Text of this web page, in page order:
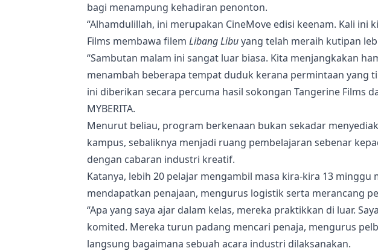
bagi menampung kehadiran penonton.
“Alhamdulillah, ini merupakan CineMove edisi keenam. Kali ini
Films membawa filem Libang Libuyang telah meraih kutipan
“Sambutan malam ini sangat luar biasa. Kita menjangkakan
menambah beberapa tempat duduk kerana permintaan yang
ini diberikan secara percuma hasil sokongan Tangerine Films
MYBERITA.
Menurut beliau, program berkenaan bukan sekadar
kampus, sebaliknya menjadi ruang pembelajaran sebenar
dengan cabaran industri kreatif.
Katanya, lebih 20 pelajar mengambil masa kira-kira 13
mendapatkan penajaan, mengurus logistik serta merancang
“Apa yang saya ajar dalam kelas, mereka praktikkan di luar.
komited. Mereka turun padang mencari penaja, mengurus
langsung bagaimana sebuah acara industri dilaksanakan.